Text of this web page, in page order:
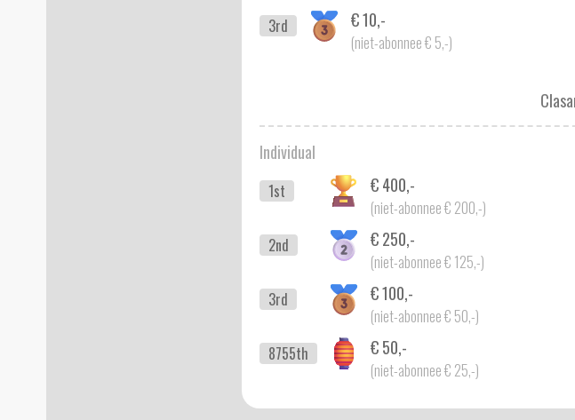
3rd
€ 10,-
(niet-abonnee € 5,-)
Individual
1st € 400,-
(niet-abonnee € 200,-)
2nd
€ 250,-
(niet-abonnee € 125,-)
3rd
€ 100,-
(niet-abonnee € 50,-)
8755th
€ 50,-
(niet-abonnee € 25,-)